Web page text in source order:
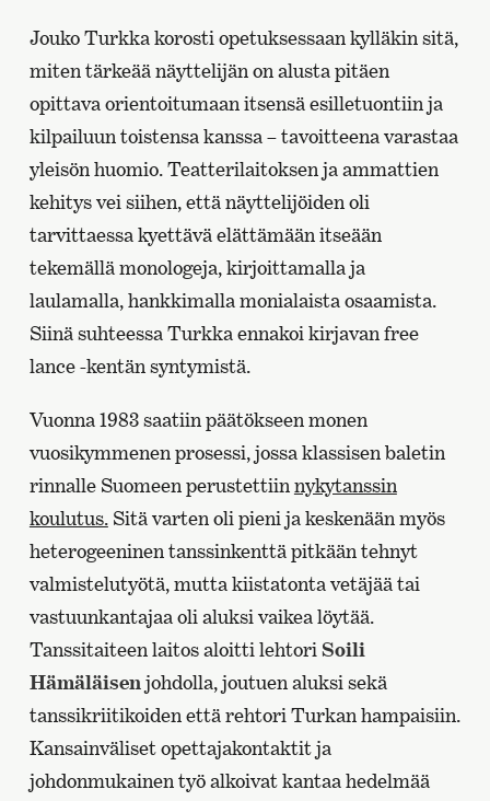
Jouko Turkka korosti opetuksessaan kylläkin sitä,
miten tärkeää näyttelijän on alusta pitäen
opittava orientoitumaan itsensä esilletuontiin ja
kilpailuun toistensa kanssa – tavoitteena varastaa
yleisön huomio. Teatterilaitoksen ja ammattien
kehitys vei siihen, että näyttelijöiden oli
tarvittaessa kyettävä elättämään itseään
tekemällä monologeja, kirjoittamalla ja
laulamalla, hankkimalla monialaista osaamista.
Siinä suhteessa Turkka ennakoi kirjavan free
lance -kentän syntymistä.
Vuonna 1983 saatiin päätökseen monen
vuosikymmenen prosessi, jossa klassisen baletin
rinnalle Suomeen perustettiin nykytanssin
koulutus.Sitä varten oli pieni ja keskenään myös
heterogeeninen tanssinkenttä pitkään tehnyt
valmistelutyötä, mutta kiistatonta vetäjää tai
vastuunkantajaa oli aluksi vaikea löytää.
Tanssitaiteen laitos aloitti lehtori Soili
Hämäläisen johdolla, joutuen aluksi sekä
tanssikriitikoiden että rehtori Turkan hampaisiin.
Kansainväliset opettajakontaktit ja
johdonmukainen työ alkoivat kantaa hedelmää